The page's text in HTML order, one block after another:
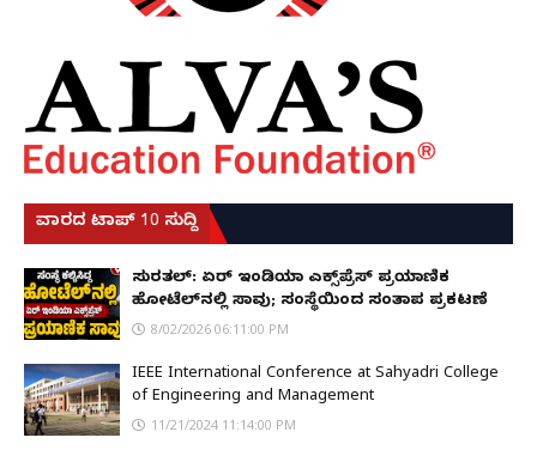
ವಾರದ ಟಾಪ್ 10 ಸುದ್ದಿ
ಸುರತ್ಕಲ್: ಏರ್ ಇಂಡಿಯಾ ಎಕ್ಸ್‌ಪ್ರೆಸ್ ಪ್ರಯಾಣಿಕ
ಹೋಟೆಲ್‌ನಲ್ಲಿ ಸಾವು; ಸಂಸ್ಥೆಯಿಂದ ಸಂತಾಪ ಪ್ರಕಟಣೆ
8/02/2026 06:11:00 PM
IEEE International Conference at Sahyadri College
of Engineering and Management
11/21/2024 11:14:00 PM